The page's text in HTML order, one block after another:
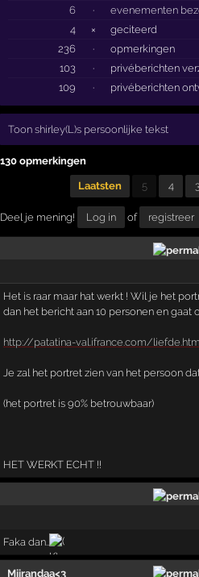
6
·
evenementen
4
×
geciteerd
236
·
opmerkingen
103
·
privéberichten
109
· privéberichten
Toon shirley(L)s persoonlijke tekst
130 opmerkingen
Laatsten 5 4 3
Deel je mening! Log in of registreer
Het is raar maar hat werkt ! Wil je het
dan het bericht aan 10 personen en gaat
http://patatina-val.ifrance.com/
Je zal het portret zien van het persoon
(het portret is 90% betrouwbaar)
HET WERKT ECHT !!
Faka dan..
Miirandaa<3